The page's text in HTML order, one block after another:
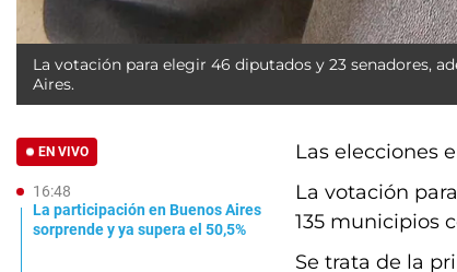
La votación para elegir 46 diputados y 23 senadores,
Aires.
EN VIVO
16:48
La participación en Buenos Aires
sorprende y ya supera el 50,5%
Las elecciones
La votación
135 municipios
Se trata de la